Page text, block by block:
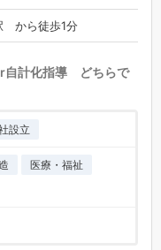
から徒歩1分
自計化指導 どちらで
設立
医療・福祉